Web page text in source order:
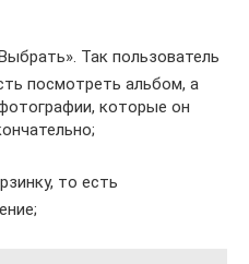
Так пользователь
посмотреть альбом, а
которые он
то есть